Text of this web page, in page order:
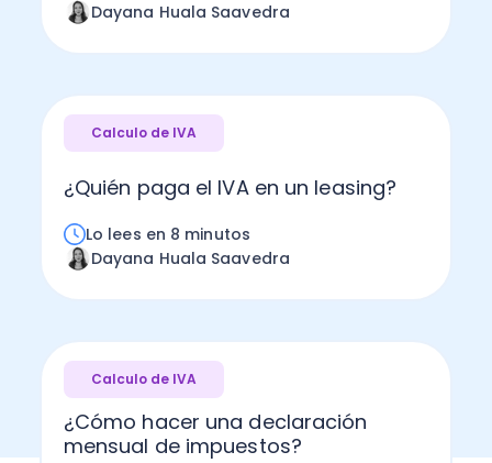
Dayana Huala Saavedra
Calculo de IVA
¿Quién paga el IVA en un leasing?
Lo lees en 8 minutos
Dayana Huala Saavedra
Calculo de IVA
¿Cómo hacer una declaración
mensual de impuestos?